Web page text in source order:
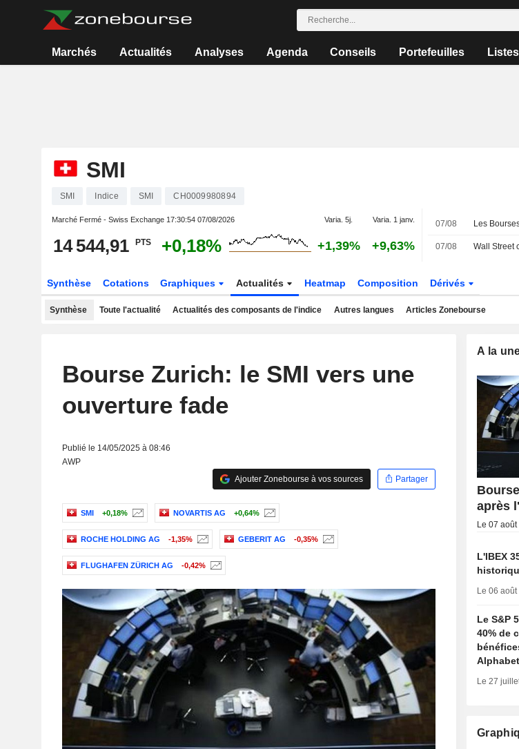
Marchés Actualités Analyses Agenda Conseils Portefeuilles Listes
SMI
SMI Indice SMI CH0009980894
Marché Fermé - Swiss Exchange 17:30:54 07/08/2026 Varia. 5j. Varia. 1 janv.
14 544,91 PTS +0,18% +1,39% +9,63%
07/08
07/08
Synthèse Cotations Graphiques Actualités Heatmap Composition Dérivés
Synthèse Toute l'actualité Actualités des composants de l'indice Autres langues Articles Zonebourse
Bourse Zurich: le SMI vers une
ouverture fade
Publié le 14/05/2025 à 08:46
AWP
Ajouter Zonebourse à vos sources
Partager
SMI +0,18% NOVARTIS AG +0,64%
ROCHE HOLDING AG -1,35% GEBERIT AG -0,35%
FLUGHAFEN ZÜRICH AG -0,42%
A la
après
Le 07
L'IBEX
Le 06
Le S&P
40% de
Le 27